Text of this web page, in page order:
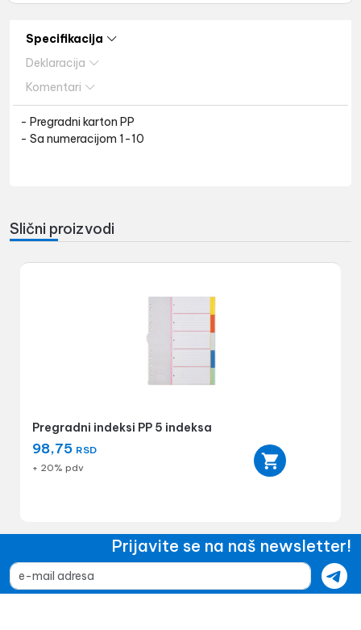
Specifikacija
Deklaracija
Komentari
- Pregradni karton PP
- Sa numeracijom 1-10
Slični proizvodi
Pregradni indeksi PP 5 indeksa
98,75 RSD
+ 20% pdv
Prijavite se na naš newsletter!